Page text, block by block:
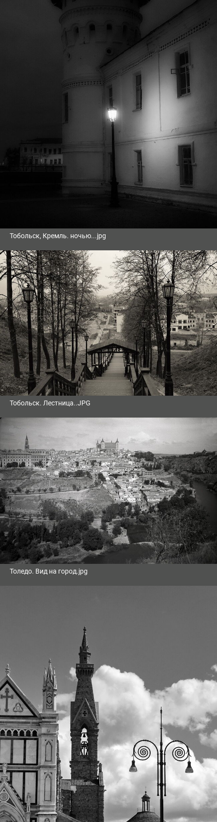
Тобольск, Кремль. ночью...jpg
Тобольск. Лестница..JPG
Толедо. Вид на город.jpg